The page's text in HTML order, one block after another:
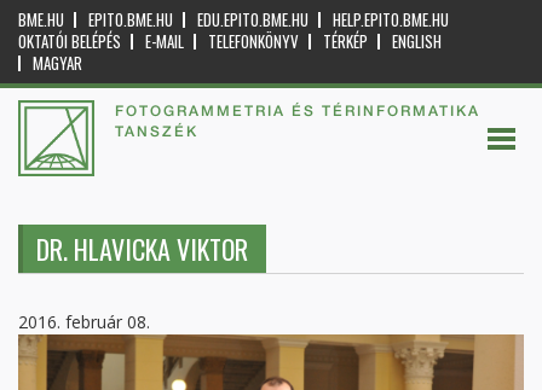
BME.HU EPITO.BME.HU EDU.EPITO.BME.HU
HELP.EPITO.BME.HU
OKTATÓI BELÉPÉS
E-MAIL TELEFONKÖNYV TÉRKÉP
ENGLISH
MAGYAR
FOTOGRAMMETRIA ÉS TÉRINFORMATIKA
TANSZÉK
DR. HLAVICKA VIKTOR
2016. február 08.